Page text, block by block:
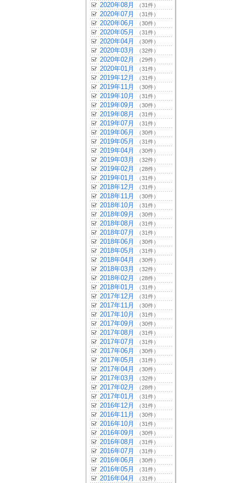
2020年08月 （31件）
2020年07月 （31件）
2020年06月 （30件）
2020年05月 （31件）
2020年04月 （30件）
2020年03月 （32件）
2020年02月 （29件）
2020年01月 （31件）
2019年12月 （31件）
2019年11月 （30件）
2019年10月 （31件）
2019年09月 （30件）
2019年08月 （31件）
2019年07月 （31件）
2019年06月 （30件）
2019年05月 （31件）
2019年04月 （30件）
2019年03月 （32件）
2019年02月 （28件）
2019年01月 （31件）
2018年12月 （31件）
2018年11月 （30件）
2018年10月 （31件）
2018年09月 （30件）
2018年08月 （31件）
2018年07月 （31件）
2018年06月 （30件）
2018年05月 （31件）
2018年04月 （30件）
2018年03月 （32件）
2018年02月 （28件）
2018年01月 （31件）
2017年12月 （31件）
2017年11月 （30件）
2017年10月 （31件）
2017年09月 （30件）
2017年08月 （31件）
2017年07月 （31件）
2017年06月 （30件）
2017年05月 （31件）
2017年04月 （30件）
2017年03月 （32件）
2017年02月 （28件）
2017年01月 （31件）
2016年12月 （31件）
2016年11月 （30件）
2016年10月 （31件）
2016年09月 （30件）
2016年08月 （31件）
2016年07月 （31件）
2016年06月 （30件）
2016年05月 （31件）
2016年04月 （31件）